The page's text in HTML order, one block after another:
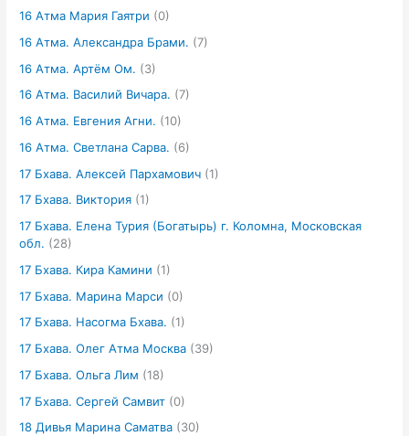
16 Атма Мария Гаятри (0)
16 Атма. Александра Брами. (7)
16 Атма. Артём Ом. (3)
16 Атма. Василий Вичара. (7)
16 Атма. Евгения Агни. (10)
16 Атма. Светлана Сарва. (6)
17 Бхава. Алексей Пархамович (1)
17 Бхава. Виктория (1)
17 Бхава. Елена Турия (Богатырь) г. Коломна, Московская
обл. (28)
17 Бхава. Кира Камини (1)
17 Бхава. Марина Марси (0)
17 Бхава. Насогма Бхава. (1)
17 Бхава. Олег Атма Москва (39)
17 Бхава. Ольга Лим (18)
17 Бхава. Сергей Самвит (0)
18 Дивья Марина Саматва (30)